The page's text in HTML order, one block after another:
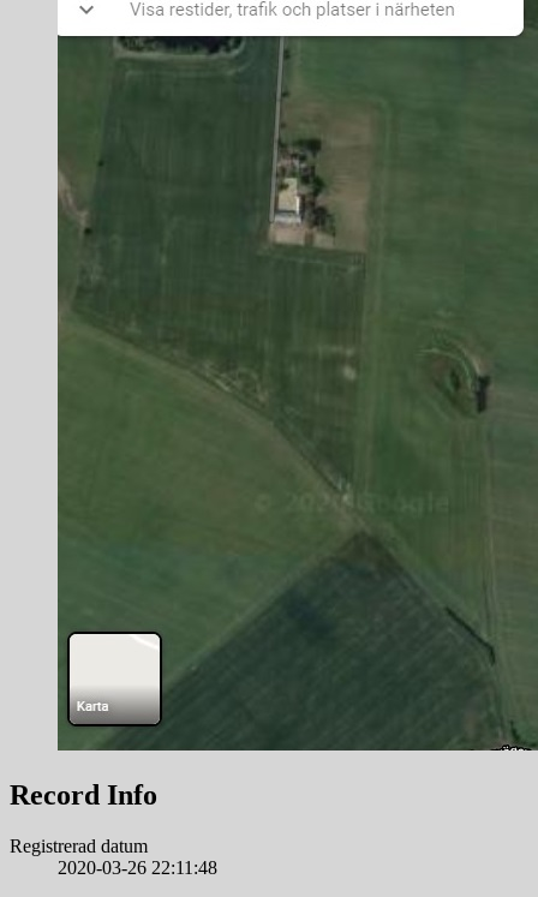
Record Info
Registrerad datum
2020-03-26 22:11:48